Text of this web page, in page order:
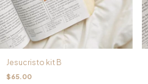
Jesucristo kit B
$65.00